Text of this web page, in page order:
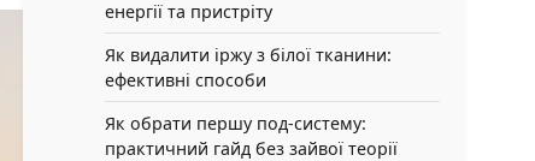
енергії та пристріту
Як видалити іржу з білої тканини:
ефективні способи
Як обрати першу под-систему:
практичний гайд без зайвої теорії